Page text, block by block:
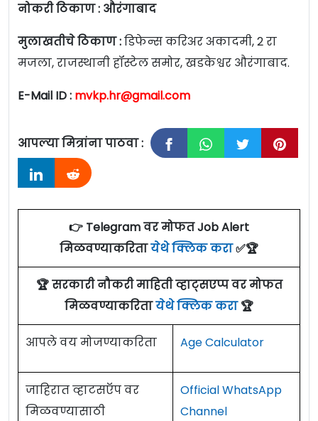
नोकरी ठिकाण : औरंगाबाद
मुलाखतीचे ठिकाण :डिफेन्स करिअर अकादमी, 2 रा
मजला, राजस्थानी हॉस्टेल समोर, खडकेश्वर औरंगाबाद.
E-Mail ID : mvkp.hr@gmail.com
आपल्या मित्रांना पाठवा :
👉 Telegram वर मोफत Job Alert
मिळवण्याकरितायेथे क्लिक करा✅🏆
🏆 सरकारी नौकरी माहिती व्हाट्सएप्प वर मोफत
मिळवण्याकरितायेथे क्लिक करा🏆
आपले वय मोजण्याकरिता Age Calculator
जाहिरात व्हाटसऍप वर
मिळवण्यासाठी
Official WhatsApp
Channel